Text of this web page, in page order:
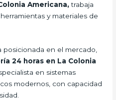
Americana,trabaja
y materiales de
posicionada en el mercado,
24 horas en La Colonia
en sistemas
modernos, con capacidad